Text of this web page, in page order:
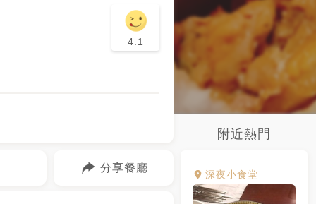
附近熱門
深夜小食堂
4.1
分享餐廳